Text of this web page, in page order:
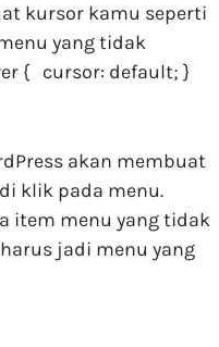
kursor kamu seperti
yang tidak
{ cursor: default; }
akan membuat
klik pada menu.
item menu yang tidak
jadi menu yang